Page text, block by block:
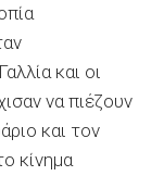
και οι
να πιέζουν
και τον
κίνημα